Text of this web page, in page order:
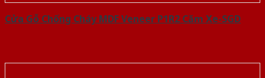
Cửa Gỗ Chống Cháy MDF Veneer P1R2 Căm Xe-SGD